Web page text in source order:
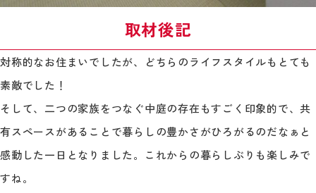
取材後記
対称的なお住まいでしたが、どちらのライフスタイルもとても
素敵でした！
そして、二つの家族をつなぐ中庭の存在もすごく印象的で、共
有スペースがあることで暮らしの豊かさがひろがるのだなぁと
感動した一日となりました。これからの暮らしぶりも楽しみで
すね。